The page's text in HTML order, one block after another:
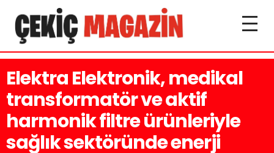
Elektra Elektronik, medikal
transformatör ve aktif
harmonik filtre ürünleriyle
sağlık sektöründe enerji